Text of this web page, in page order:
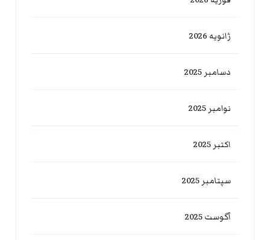
ژانویه 2026
دسامبر 2025
نوامبر 2025
اکتبر 2025
سپتامبر 2025
آگوست 2025